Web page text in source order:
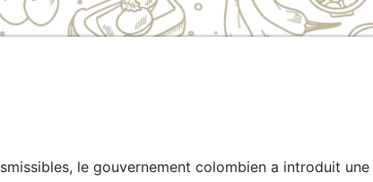
le gouvernement colombien a introduit